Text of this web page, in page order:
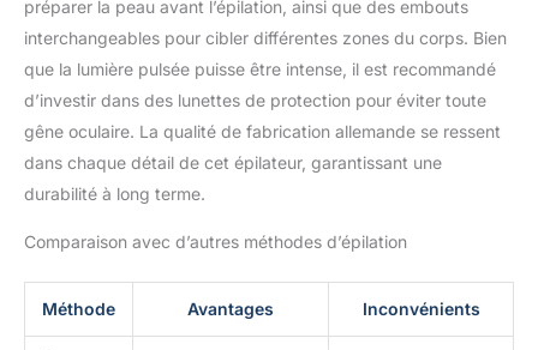
seul endroit
préparer la peau avant l’épilation, ainsi que des embouts
interchangeables pour cibler différentes zones du corps. Bien
que la lumière pulsée puisse être intense, il est recommandé
d’investir dans des lunettes de protection pour éviter toute
gêne oculaire. La qualité de fabrication allemande se ressent
dans chaque détail de cet épilateur, garantissant une
durabilité à long terme.
Comparaison avec d’autres méthodes d’épilation
Méthode Avantages Inconvénients